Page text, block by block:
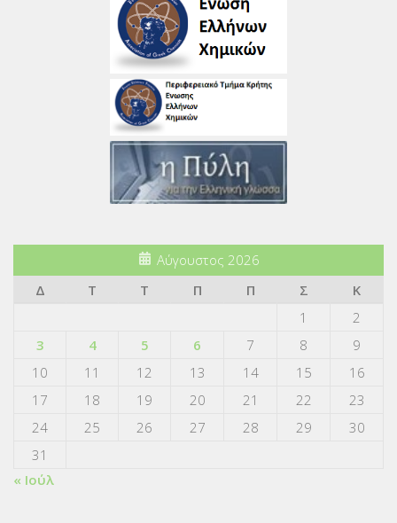
Αύγουστος 2026
Δ
Τ Τ Π Π Σ
Κ
1
2
3
4 5 6 7 8
9
10
11 12 13 14 15
16
17
18 19 20 21 22
23
24
25 26 27 28 29
30
31
« Ιούλ